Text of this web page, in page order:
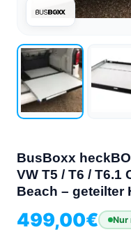
Login Wunschliste
groupsuns
mailKontakt
helpFAQ
articleAlle
Artikel
WhatsApp
BusBoxx
VW T5 / T6 / T6.1
Beach – geteilter
499,00€ Nur